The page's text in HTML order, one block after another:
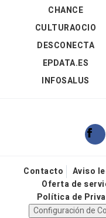
CHANCE
CULTURAOCIO
DESCONECTA
EPDATA.ES
INFOSALUS
Contacto Aviso
Oferta de
Política de
Configuración de